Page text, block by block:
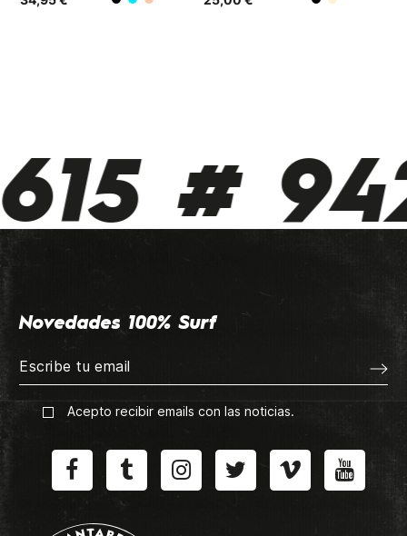
Negro
AzulCoral Negro
Beige
#
Novedades 100% Surf
Acepto recibir emails con las noticias.